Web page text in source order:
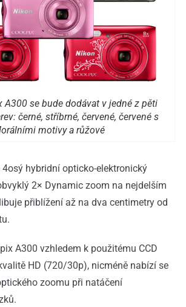
A300 se bude dodávat v jedné z pěti
černé, stříbrné, červené, červené s
motivy a růžové
4osý hybridní opticko-elektronický
2× Dynamic zoom na nejdelším
přiblížení až na dva centimetry od
A300 vzhledem k použitému CCD
HD (720/30p), nicméně nabízí se
zoomu při natáčení